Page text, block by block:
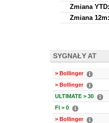
Zmiana YTD:
Zmiana 12m:
SYGNAŁY AT
> Bollinger
> Bollinger
ULTIMATE > 30
FI > 0
> Bollinger